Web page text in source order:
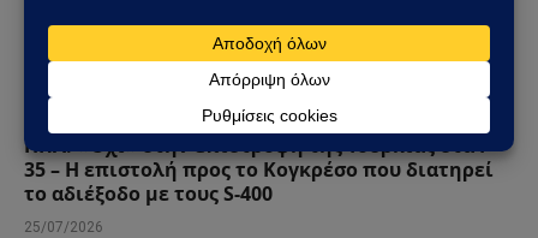
ΗΠΑ: «Όχι» στην επιστροφή της Τουρκίας στα F-
35 – Η επιστολή προς το Κογκρέσο που διατηρεί
το αδιέξοδο με τους S-400
25/07/2026